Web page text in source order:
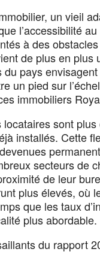
un vieil
l’accessibilité
à des
de plus en
pays
un pied sur
immobiliers
sont
installés. Cette
secteurs de
de leur
plus élevés, où
que les taux
plus abordable.
du rapport